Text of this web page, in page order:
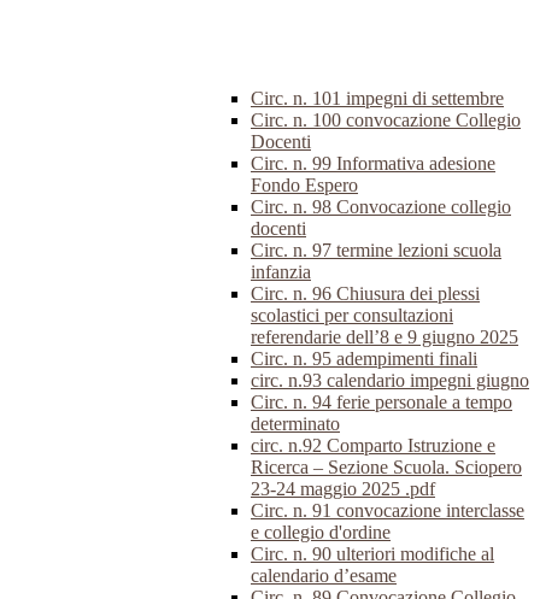
Circ. n. 101 impegni di settembre
Circ. n. 100 convocazione Collegio
Docenti
Circ. n. 99 Informativa adesione
Fondo Espero
Circ. n. 98 Convocazione collegio
docenti
Circ. n. 97 termine lezioni scuola
infanzia
Circ. n. 96 Chiusura dei plessi
scolastici per consultazioni
referendarie dell’8 e 9 giugno 2025
Circ. n. 95 adempimenti finali
circ. n.93 calendario impegni giugno
Circ. n. 94 ferie personale a tempo
determinato
circ. n.92 Comparto Istruzione e
Ricerca – Sezione Scuola. Sciopero
23-24 maggio 2025 .pdf
Circ. n. 91 convocazione interclasse
e collegio d'ordine
Circ. n. 90 ulteriori modifiche al
calendario d’esame